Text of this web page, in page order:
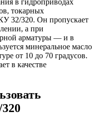
токарных
32/320. Он пропускает
а при
арматуры — и в
минеральное масло
от 10 до 70 градусов.
в качестве